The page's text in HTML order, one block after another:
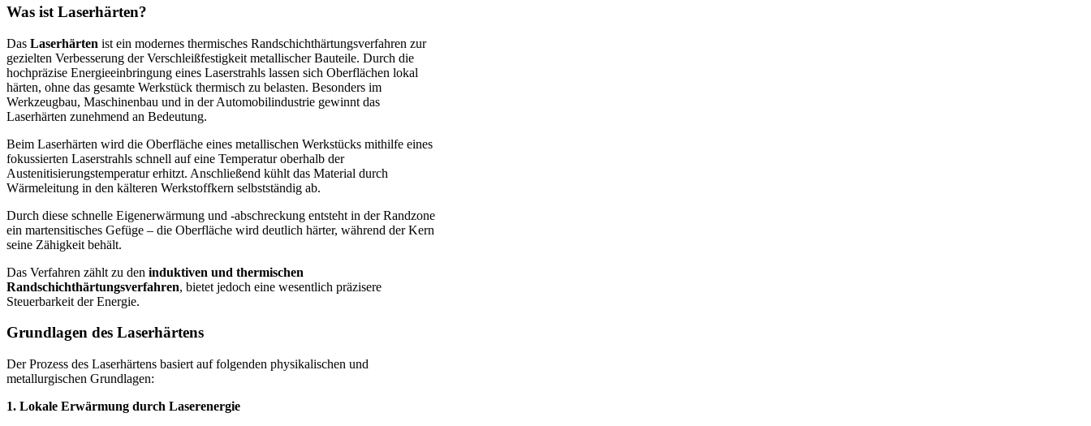
Was ist Laserhärten?
Das Laserhärten ist ein modernes thermisches Randschichthärtungsverfahren zur
gezielten Verbesserung der Verschleißfestigkeit metallischer Bauteile. Durch die
hochpräzise Energieeinbringung eines Laserstrahls lassen sich Oberflächen lokal
härten, ohne das gesamte Werkstück thermisch zu belasten. Besonders im
Werkzeugbau, Maschinenbau und in der Automobilindustrie gewinnt das
Laserhärten zunehmend an Bedeutung.
Beim Laserhärten wird die Oberfläche eines metallischen Werkstücks mithilfe eines
fokussierten Laserstrahls schnell auf eine Temperatur oberhalb der
Austenitisierungstemperatur erhitzt. Anschließend kühlt das Material durch
Wärmeleitung in den kälteren Werkstoffkern selbstständig ab.
Durch diese schnelle Eigenerwärmung und -abschreckung entsteht in der Randzone
ein martensitisches Gefüge – die Oberfläche wird deutlich härter, während der Kern
seine Zähigkeit behält.
Das Verfahren zählt zu den induktiven und thermischen
Randschichthärtungsverfahren, bietet jedoch eine wesentlich präzisere
Steuerbarkeit der Energie.
Grundlagen des Laserhärtens
Der Prozess des Laserhärtens basiert auf folgenden physikalischen und
metallurgischen Grundlagen:
1. Lokale Erwärmung durch Laserenergie